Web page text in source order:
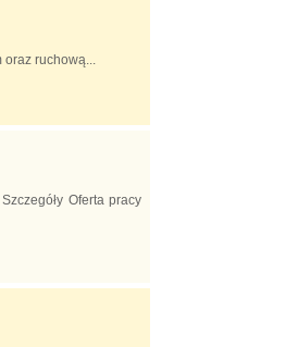
oraz ruchową...
Oferta pracy